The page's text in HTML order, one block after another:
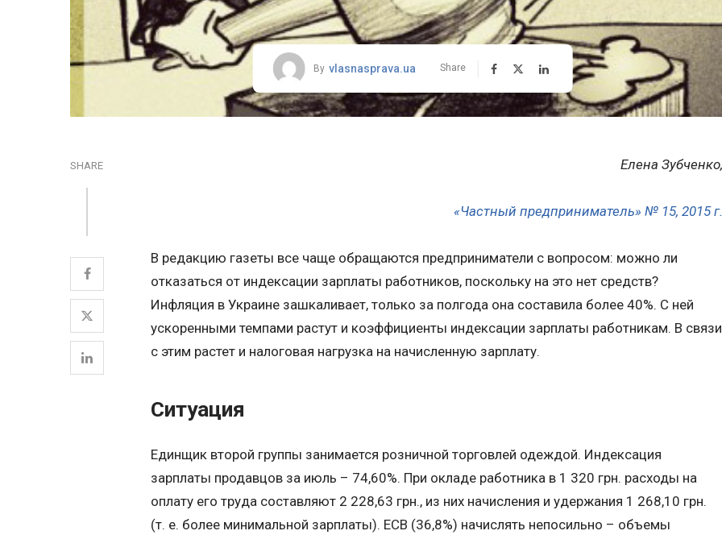
By vlasnasprava.ua Share
SHARE Елена Зубченко,
«Частный предприниматель» № 15, 2015 г.
В редакцию газеты все чаще обращаются предприниматели с вопросом: можно ли
отказаться от индексации зарплаты работников, поскольку на это нет средств?
Инфляция в Украине зашкаливает, только за полгода она составила более 40%. С ней
ускоренными темпами растут и коэффициенты индексации зарплаты работникам. В связи
с этим растет и налоговая нагрузка на начисленную зарплату.
Ситуация
Единщик второй группы занимается розничной торговлей одеждой. Индексация
зарплаты продавцов за июль – 74,60%. При окладе работника в 1 320 грн. расходы на
оплату его труда составляют 2 228,63 грн., из них начисления и удержания 1 268,10 грн.
(т. е. более минимальной зарплаты). ЕСВ (36,8%) начислять непосильно – объемы